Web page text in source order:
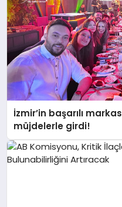
İzmir’in başarılı
müjdelerle girdi!